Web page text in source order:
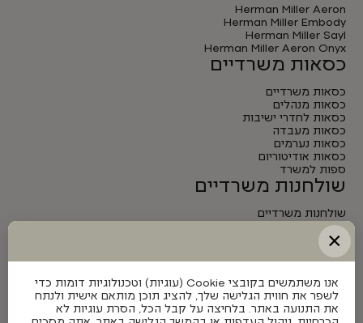
Herman Miller Aeron
Herman Miller Embody
Herman Miller Sayl
Herman Miller Aeron Onyx
כסאות משרדיים
כסאות משרדיים
כסאות מנהלים
כסאות לחדרי ישיבות
כסאות מעבדה
כסאות נערמים
כסאות אודיטוריום
ספות למשרד
שולחנות משרדיים
שולחנות משרדיים
שולחנות מנהלים
שולחנות לחדרי ישיבות
שולחנות מתכווננים חשמליים
×
אנו משתמשים בקובצי Cookie (עוגיות) וטכנולוגיות דומות כדי
לשפר את חווית הגלישה שלך, להציג תוכן מותאם אישית ולנתח
את התנועה באתר. בלחיצה על קבל הכל, הסרת עוגיות לא